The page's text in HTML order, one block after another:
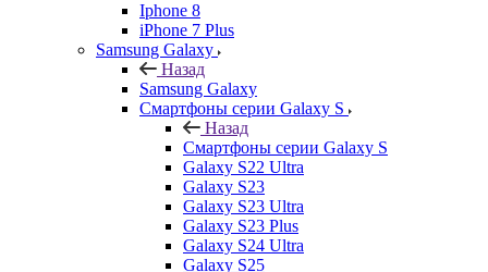
Iphone 8
iPhone 7 Plus
Samsung Galaxy
Назад
Samsung Galaxy
Смартфоны серии Galaxy S
Назад
Смартфоны серии Galaxy S
Galaxy S22 Ultra
Galaxy S23
Galaxy S23 Ultra
Galaxy S23 Plus
Galaxy S24 Ultra
Galaxy S25